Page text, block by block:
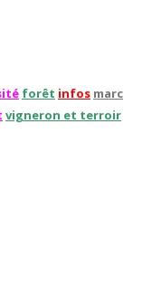
forêt infos marc
vigneron et terroir